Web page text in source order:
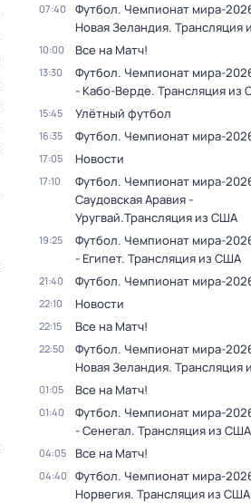
07:40
Футбол. Чемпионат мира-
Новая Зеландия. Трансляция
10:00 Все на Матч!
13:30
Футбол. Чемпионат мира-
- Кабо-Верде. Трансляция из
15:45 Улётный футбол
16:35 Футбол. Чемпионат мира-
17:05 Новости
17:10
Футбол. Чемпионат мира-
Саудовская Аравия -
Уругвай.Трансляция из США
19:25
Футбол. Чемпионат мира-
- Египет. Трансляция из США
21:40 Футбол. Чемпионат мира-
22:10 Новости
22:15 Все на Матч!
22:50
Футбол. Чемпионат мира-
Новая Зеландия. Трансляция
01:05 Все на Матч!
01:40
Футбол. Чемпионат мира-
- Сенегал. Трансляция из США
04:05 Все на Матч!
04:40
Футбол. Чемпионат мира-
Норвегия. Трансляция из США